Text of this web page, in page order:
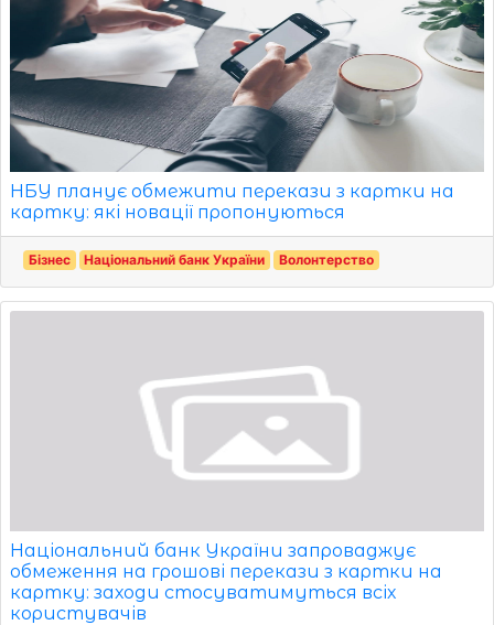
НБУ планує обмежити перекази з картки на
картку: які новації пропонуються
Бізнес Національний банк України Волонтерство
Національний банк України запроваджує
обмеження на грошові перекази з картки на
картку: заходи стосуватимуться всіх
користувачів